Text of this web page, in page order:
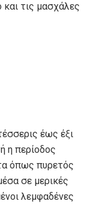
τις μασχάλες
έως έξι
η περίοδος
όπως πυρετός
σε μερικές
λεμφαδένες